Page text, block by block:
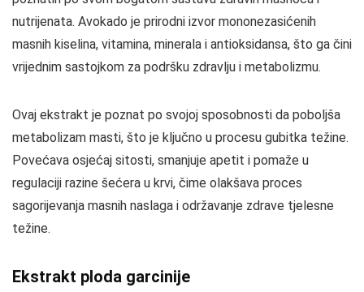
nutrijenata. Avokado je prirodni izvor mononezasićenih
masnih kiselina, vitamina, minerala i antioksidansa, što ga čini
vrijednim sastojkom za podršku zdravlju i metabolizmu.
Ovaj ekstrakt je poznat po svojoj sposobnosti da poboljša
metabolizam masti, što je ključno u procesu gubitka težine.
Povećava osjećaj sitosti, smanjuje apetit i pomaže u
regulaciji razine šećera u krvi, čime olakšava proces
sagorijevanja masnih naslaga i održavanje zdrave tjelesne
težine.
Ekstrakt ploda garcinije